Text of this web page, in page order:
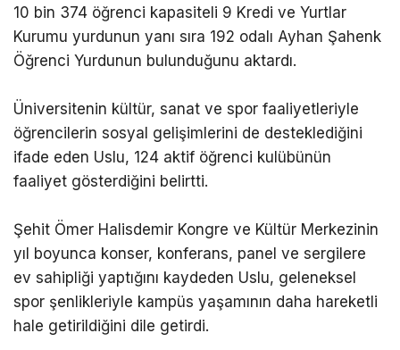
10 bin 374 öğrenci kapasiteli 9 Kredi ve Yurtlar
Kurumu yurdunun yanı sıra 192 odalı Ayhan Şahenk
Öğrenci Yurdunun bulunduğunu aktardı.
Üniversitenin kültür, sanat ve spor faaliyetleriyle
öğrencilerin sosyal gelişimlerini de desteklediğini
ifade eden Uslu, 124 aktif öğrenci kulübünün
faaliyet gösterdiğini belirtti.
Şehit Ömer Halisdemir Kongre ve Kültür Merkezinin
yıl boyunca konser, konferans, panel ve sergilere
ev sahipliği yaptığını kaydeden Uslu, geleneksel
spor şenlikleriyle kampüs yaşamının daha hareketli
hale getirildiğini dile getirdi.